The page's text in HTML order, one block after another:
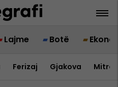
Lajme Botë
Ferizaj Gjakova